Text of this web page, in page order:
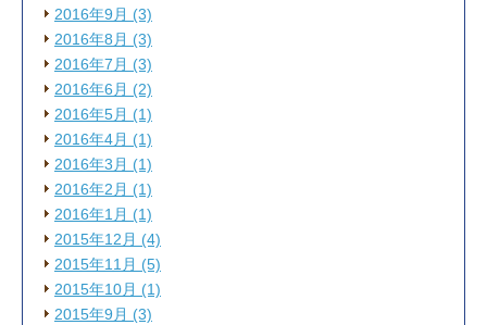
2016年9月 (3)
2016年8月 (3)
2016年7月 (3)
2016年6月 (2)
2016年5月 (1)
2016年4月 (1)
2016年3月 (1)
2016年2月 (1)
2016年1月 (1)
2015年12月 (4)
2015年11月 (5)
2015年10月 (1)
2015年9月 (3)